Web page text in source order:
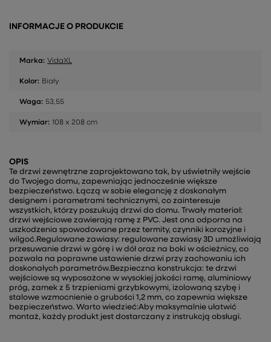
INFORMACJE O PRODUKCIE
Marka: VidaXL
Kolor: Biały
Waga: 53,55
Wymiar: 108 x 208 cm
OPIS
Te drzwi zewnętrzne zaprojektowano tak, by uświetniły wejście
do Twojego domu, zapewniając jednocześnie większe
bezpieczeństwo. Łączą w sobie elegancję z doskonałym
designem i parametrami technicznymi, co zainteresuje
wszystkich, którzy poszukują drzwi do domu. Trwały materiał:
drzwi wejściowe zawierają ramę z PVC. Jest ona odporna na
uszkodzenia spowodowane przez termity, czynniki korozyjne i
wilgoć.Regulowane zawiasy: regulowane zawiasy 3D umożliwiają
przesuwanie drzwi w górę i w dół oraz na boki w ościeżnicy, co
pozwala na poprawne ustawienie drzwi przy zachowaniu ich
doskonałych parametrów.Bezpieczna konstrukcja: te drzwi
wejściowe są wyposażone w wysokiej jakości ramę, aluminiowy
próg, zamek z 5 trzpieniami grzybkowymi, izolowaną szybę i
stalowe wzmocnienie o grubości 1,2 mm, co zapewnia większe
bezpieczeństwo. Warto wiedzieć:Aby maksymalnie ułatwić
montaż, każdy produkt jest dostarczany z instrukcją obsługi.